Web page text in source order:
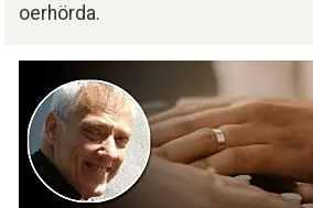
oerhörda.